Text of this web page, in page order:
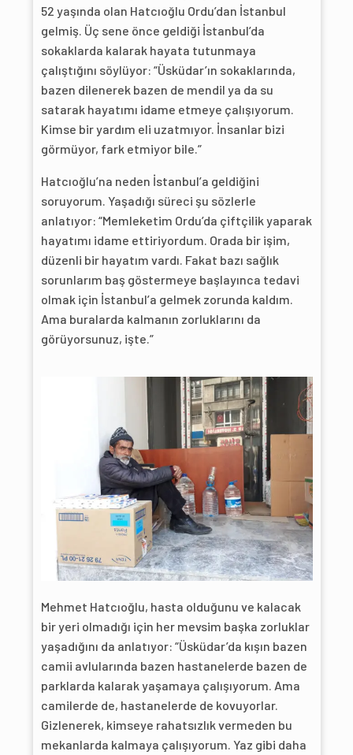
52 yaşında olan Hatcıoğlu Ordu’dan İstanbul
gelmiş. Üç sene önce geldiği İstanbul’da
sokaklarda kalarak hayata tutunmaya
çalıştığını söylüyor: “Üsküdar’ın sokaklarında,
bazen dilenerek bazen de mendil ya da su
satarak hayatımı idame etmeye çalışıyorum.
Kimse bir yardım eli uzatmıyor. İnsanlar bizi
görmüyor, fark etmiyor bile.”
Hatcıoğlu’na neden İstanbul’a geldiğini
soruyorum. Yaşadığı süreci şu sözlerle
anlatıyor: “Memleketim Ordu’da çiftçilik yaparak
hayatımı idame ettiriyordum. Orada bir işim,
düzenli bir hayatım vardı. Fakat bazı sağlık
sorunlarım baş göstermeye başlayınca tedavi
olmak için İstanbul’a gelmek zorunda kaldım.
Ama buralarda kalmanın zorluklarını da
görüyorsunuz, işte.”
Mehmet Hatcıoğlu, hasta olduğunu ve kalacak
bir yeri olmadığı için her mevsim başka zorluklar
yaşadığını da anlatıyor: “Üsküdar’da kışın bazen
camii avlularında bazen hastanelerde bazen de
parklarda kalarak yaşamaya çalışıyorum. Ama
camilerde de, hastanelerde de kovuyorlar.
Gizlenerek, kimseye rahatsızlık vermeden bu
mekanlarda kalmaya çalışıyorum. Yaz gibi daha